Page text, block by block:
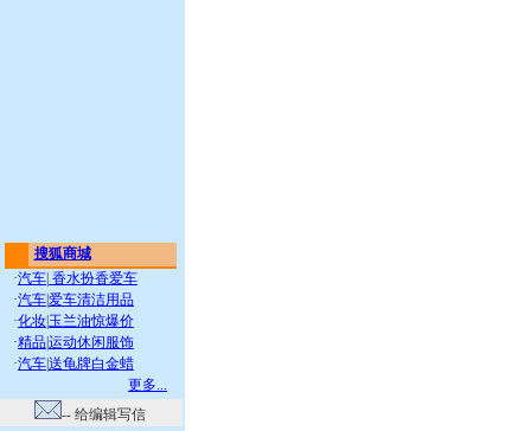
搜狐商城
·汽车 香水扮香爱车
·汽车爱车清洁用品
·化妆 玉兰油惊爆价
·精品运动休闲服饰
·汽车送龟牌白金蜡
更多...
-- 给编辑写信